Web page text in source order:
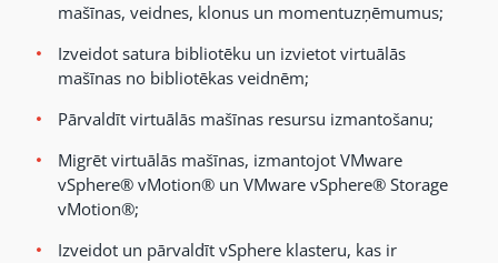
mašīnas, veidnes, klonus un momentuzņēmumus;
Izveidot satura bibliotēku un izvietot virtuālās
mašīnas no bibliotēkas veidnēm;
Pārvaldīt virtuālās mašīnas resursu izmantošanu;
Migrēt virtuālās mašīnas, izmantojot VMware
vSphere® vMotion® un VMware vSphere® Storage
vMotion®;
Izveidot un pārvaldīt vSphere klasteru, kas ir